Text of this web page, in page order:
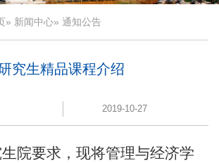
» 新闻中心» 通知公告
究生精品课程介绍
2019-10-27
院要求，现将管理与经济学